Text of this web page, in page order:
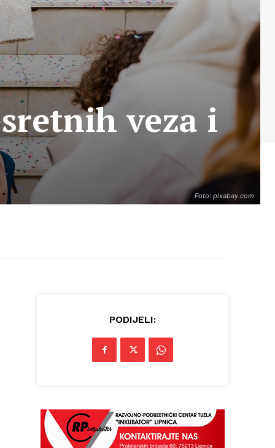
Foto: pixabay.com
veza i
PODIJELI: